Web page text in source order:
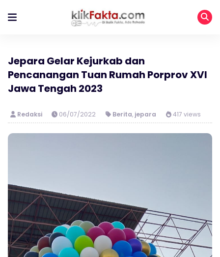
Jepara Gelar Kejurkab dan
Pencanangan Tuan Rumah Porprov XVI
Jawa Tengah 2023
Redaksi 06/07/2022 Berita, jepara 417 views